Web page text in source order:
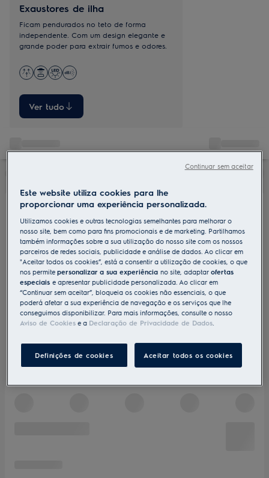
Exaustores de ilha
Ficam pendurados no teto de forma
independente. Com um design elegante e
grande poder para extrair fumos e odores.
Ver tudo
Este website utiliza cookies para lhe
proporcionar uma experiência personalizada.
Utilizamos cookies e outras tecnologias semelhantes para melhorar o
nosso site, bem como para fins promocionais e de marketing. Partilhamos
também informações sobre a sua utilização do nosso site com os nossos
parceiros de redes sociais, publicidade e análise de dados. Ao clicar em
"Aceitar todos os cookies”, está a consentir a utilização de cookies, o que
nos permitepersonalizar a sua experiênciano site, adaptarofertas
especiaise apresentar publicidade personalizada. Ao clicar em
“Continuar sem aceitar”, bloqueia os cookies não essenciais, o que
poderá afetar a sua experiência de navegação e os serviços que lhe
conseguimos disponibilizar. Para mais informações, consulte o nosso
Aviso de Cookiese a Declaração de Privacidade de Dados
Definições de cookies Aceitar todos os cookies
Continuar sem aceitar